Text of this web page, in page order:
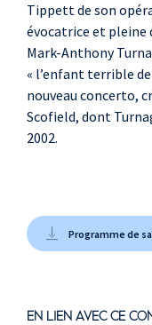
Tippett de son
évocatrice et pleine
Mark-Anthony
« l’enfant terrible
nouveau concerto,
Scofield, dont
2002.
Programme de
EN LIEN AVEC CE